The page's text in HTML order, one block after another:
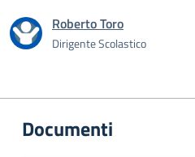
Roberto Toro
Dirigente Scolastico
Documenti